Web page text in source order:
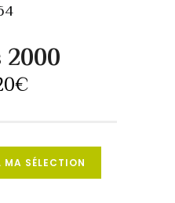
2000
€
SÉLECTION